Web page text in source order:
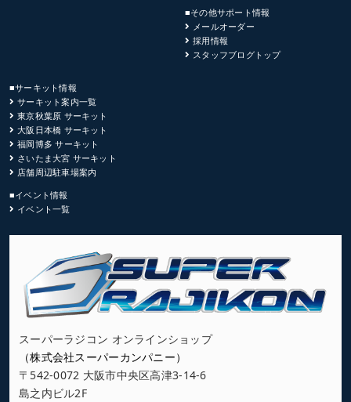
■その他サポート情報
メールオーダー
採用情報
スタッフブログトップ
■サーキット情報
サーキット案内一覧
東京秋葉原 サーキット
大阪日本橋 サーキット
福岡博多 サーキット
さいたま大宮 サーキット
店舗周辺駐車場案内
■イベント情報
イベント一覧
スーパーラジコン オンラインショップ
（株式会社スーパーカンパニー）
〒542-0072 大阪市中央区高津3-14-6
島之内ビル2F